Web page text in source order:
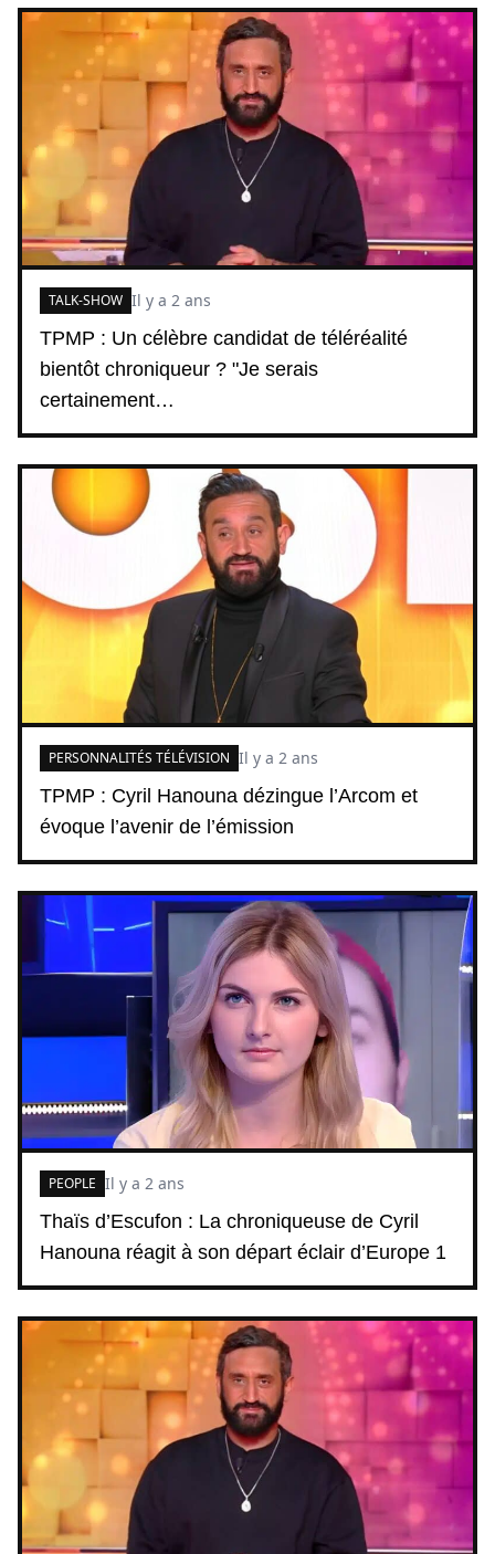
TPMP : Un célèbre candidat de téléréalité
bientôt chroniqueur ? "Je serais
certainement…
TALK-SHOW Il y a 2 ans
TPMP : Cyril Hanouna dézingue l’Arcom et
évoque l’avenir de l’émission
PERSONNALITÉS TÉLÉVISION Il y a 2 ans
Thaïs d’Escufon : La chroniqueuse de Cyril
Hanouna réagit à son départ éclair d’Europe 1
PEOPLE Il y a 2 ans